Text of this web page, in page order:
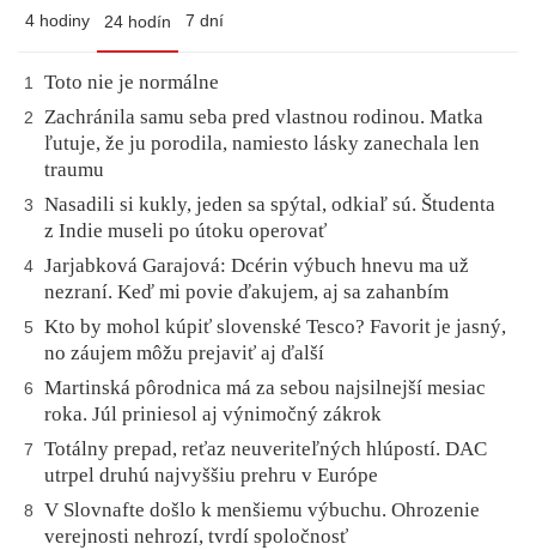
4 hodiny 24 hodín 7 dní
1 Toto nie je normálne
2
Zachránila samu seba pred vlastnou rodinou. Matka
ľutuje, že ju porodila, namiesto lásky zanechala len
traumu
3
Nasadili si kukly, jeden sa spýtal, odkiaľ sú. Študenta
z Indie museli po útoku operovať
4 Jarjabková Garajová: Dcérin výbuch hnevu ma už
nezraní. Keď mi povie ďakujem, aj sa zahanbím
5
Kto by mohol kúpiť slovenské Tesco? Favorit je jasný,
no záujem môžu prejaviť aj ďalší
6
Martinská pôrodnica má za sebou najsilnejší mesiac
roka. Júl priniesol aj výnimočný zákrok
7
Totálny prepad, reťaz neuveriteľných hlúpostí. DAC
utrpel druhú najvyššiu prehru v Európe
8
V Slovnafte došlo k menšiemu výbuchu. Ohrozenie
verejnosti nehrozí, tvrdí spoločnosť